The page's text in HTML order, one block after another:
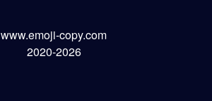
www.emoji-copy.com
2020-2026